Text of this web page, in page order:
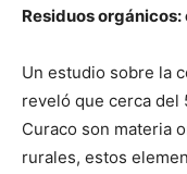
Residuos orgánicos:
Un estudio sobre la
reveló que cerca del
Curaco son materia
rurales, estos